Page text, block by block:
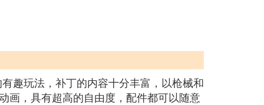
趣玩法，补丁的内容十分丰富，以枪械和
画，具有超高的自由度，配件都可以随意